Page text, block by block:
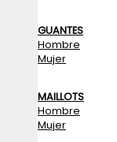
GUANTES
Hombre
Mujer
MAILLOTS
Hombre
Mujer